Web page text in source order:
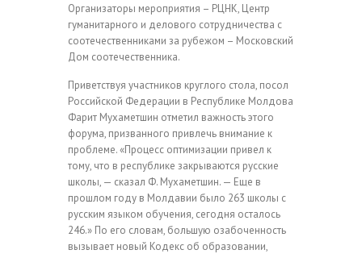
Организаторы мероприятия – РЦНК, Центр
гуманитарного и делового сотрудничества с
соотечественниками за рубежом – Московский
Дом соотечественника.
Приветствуя участников круглого стола, посол
Российской Федерации в Республике Молдова
Фарит Мухаметшин отметил важность этого
форума, призванного привлечь внимание к
проблеме. «Процесс оптимизации привел к
тому, что в республике закрываются русские
школы, — сказал Ф. Мухаметшин. — Еще в
прошлом году в Молдавии было 263 школы с
русским языком обучения, сегодня осталось
246.» По его словам, большую озабоченность
вызывает новый Кодекс об образовании,